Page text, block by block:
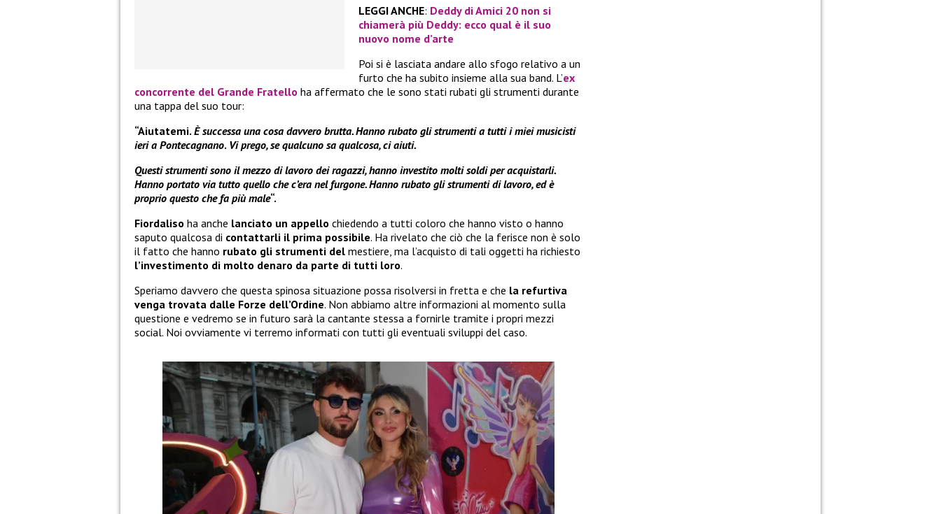
LEGGI ANCHE: Deddy di Amici 20 non si
chiamerà più Deddy: ecco qual è il suo
nuovo nome d’arte
Poi si è lasciata andare allo sfogo relativo a un
furto che ha subito insieme alla sua band. L’ex
concorrente del Grande Fratello ha affermato che le sono stati rubati gli strumenti durante
una tappa del suo tour:
“Aiutatemi. È successa una cosa davvero brutta. Hanno rubato gli strumenti a tutti i miei musicisti
ieri a Pontecagnano. Vi prego, se qualcuno sa qualcosa, ci aiuti.
Questi strumenti sono il mezzo di lavoro dei ragazzi, hanno investito molti soldi per acquistarli.
Hanno portato via tutto quello che c’era nel furgone. Hanno rubato gli strumenti di lavoro, ed è
proprio questo che fa più male“.
Fiordaliso ha anche lanciato un appello chiedendo a tutti coloro che hanno visto o hanno
saputo qualcosa di contattarli il prima possibile. Ha rivelato che ciò che la ferisce non è solo
il fatto che hanno rubato gli strumenti del mestiere, ma l’acquisto di tali oggetti ha richiesto
l’investimento di molto denaro da parte di tutti loro.
Speriamo davvero che questa spinosa situazione possa risolversi in fretta e che la refurtiva
venga trovata dalle Forze dell’Ordine. Non abbiamo altre informazioni al momento sulla
questione e vedremo se in futuro sarà la cantante stessa a fornirle tramite i propri mezzi
social. Noi ovviamente vi terremo informati con tutti gli eventuali sviluppi del caso.